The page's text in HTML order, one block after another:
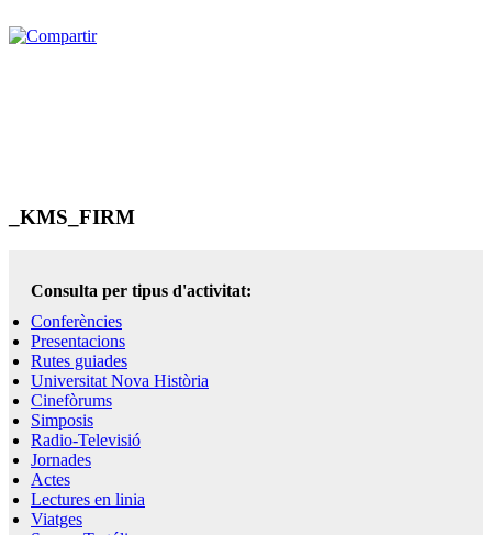
_KMS_FIRM
Consulta per tipus d'activitat:
Conferències
Presentacions
Rutes guiades
Universitat Nova Història
Cinefòrums
Simposis
Radio-Televisió
Jornades
Actes
Lectures en linia
Viatges